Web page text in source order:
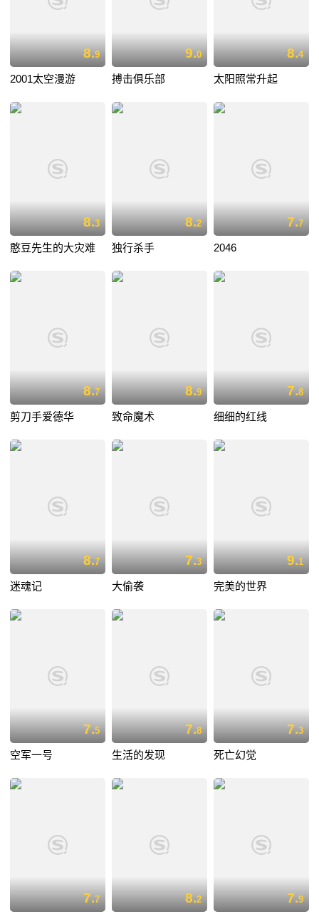
8.9
2001太空漫游
9.0
搏击俱乐部
8.4
太阳照常升起
8.3
憨豆先生的大灾难
8.2
独行杀手
7.7
2046
8.7
剪刀手爱德华
8.9
致命魔术
7.8
细细的红线
8.7
迷魂记
7.3
大偷袭
9.1
完美的世界
7.5
空军一号
7.8
生活的发现
7.3
死亡幻觉
7.7 8.2 7.9